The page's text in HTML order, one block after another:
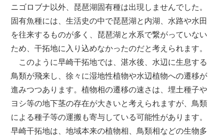
ニゴロブナ以外、琵琶湖固有種は出現しませんでした。
固有魚種には、生活史の中で琵琶湖と内湖、水路や水田
を往来するものが多く、琵琶湖と水系で繋がっていない
ため、干拓地に入り込めなかったのだと考えられます。
このように早崎干拓地では、湛水後、水辺に生息する
鳥類が飛来し、徐々に湿地性植物や水辺植物への遷移が
進みつつあります。植物相の遷移の速さは、埋土種子や
ヨシ等の地下茎の存在が大きいと考えられますが、鳥類
による種子等の運搬も寄与している可能性があります。
早崎干拓地は、地域本来の植物相、鳥類相などの生物多